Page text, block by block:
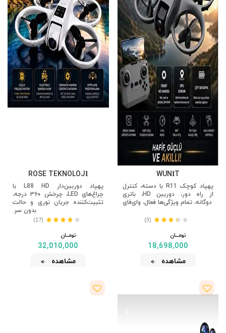
WUNİT
پهپاد کوچک R11 با دسته، کنترل
از راه دور، دوربین HD، باتری
دوگانه، تمام ویژگی‌ها فعال، وای‌فای
(3)
تومــــــان
18,698,000
مشاهده
ROSE TEKNOLOJİ
پهپاد دوربین‌دار L88 HD با
چراغ‌های LED، چرخش ۳۶۰ درجه،
تثبیت‌کننده جریان نوری و حالت
بدون سر.
(27)
تومــــــان
32,010,000
مشاهده